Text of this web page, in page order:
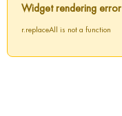
Widget rendering error
r.replaceAll is not a function